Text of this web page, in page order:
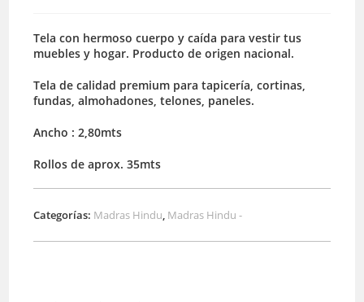
Tela con hermoso cuerpo y caída para vestir tus
muebles y hogar. Producto de origen nacional.
Tela de calidad premium para tapicería, cortinas,
fundas, almohadones, telones, paneles.
Ancho : 2,80mts
Rollos de aprox. 35mts
Categorías: Madras Hindu, Madras Hindu -